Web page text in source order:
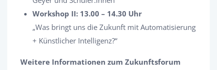
Workshop II: 13.00 – 14.30 Uhr
„Was bringt uns die Zukunft mit Automatisierung
+ Künstlicher Intelligenz?“
Weitere Informationen zum Zukunftsforum